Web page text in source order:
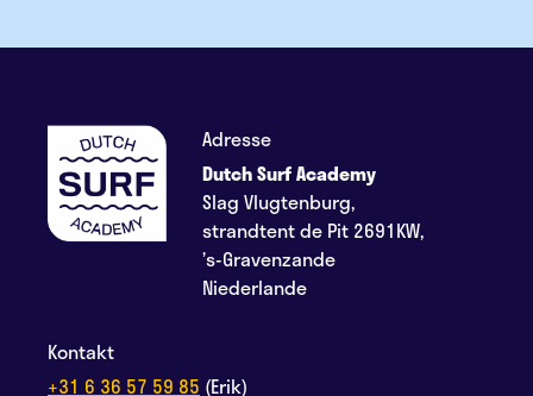
Adresse
Dutch Surf Academy
Slag Vlugtenburg,
strandtent de Pit 2691KW,
’s-Gravenzande
Niederlande
Kontakt
+31 6 36 57 59 85 (Erik)